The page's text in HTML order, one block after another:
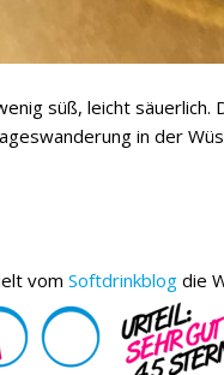
süß, leicht
in der
vom Softdrinkblog die